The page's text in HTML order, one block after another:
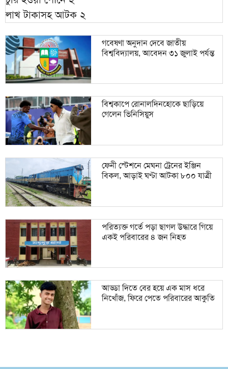
গবেষণা অনুদান দেবে জাতীয়
বিশ্ববিদ্যালয়, আবেদন ৩১ জুলাই পর্যন্ত
বিশ্বকাপে রোনালদিনহোকে ছাড়িয়ে
গেলেন ভিনিসিয়ুস
ফেনী স্টেশনে মেঘনা ট্রেনের ইঞ্জিন
বিকল, আড়াই ঘণ্টা আটকা ৮০০ যাত্রী
পরিত্যক্ত গর্তে পড়া ছাগল উদ্ধারে গিয়ে
একই পরিবারের ৪ জন নিহত
আড্ডা দিতে বের হয়ে এক মাস ধরে
নিখোঁজ, ফিরে পেতে পরিবারের আকুতি